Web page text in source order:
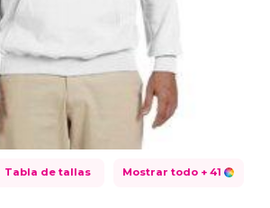
Tabla de tallas Mostrar todo + 41